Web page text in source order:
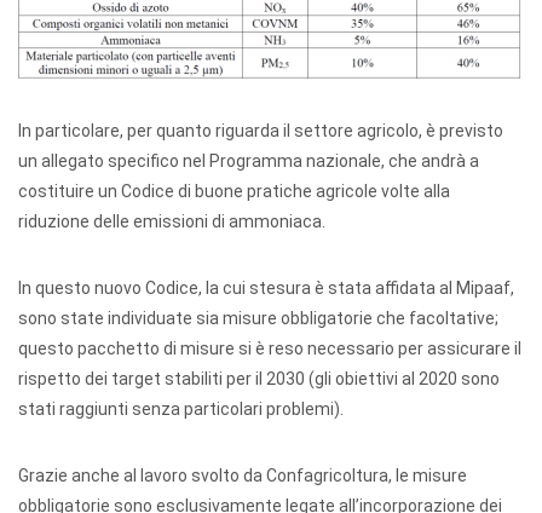
In particolare, per quanto riguarda il settore agricolo, è previsto
un allegato specifico nel Programma nazionale, che andrà a
costituire un Codice di buone pratiche agricole volte alla
riduzione delle emissioni di ammoniaca.
In questo nuovo Codice, la cui stesura è stata affidata al Mipaaf,
sono state individuate sia misure obbligatorie che facoltative;
questo pacchetto di misure si è reso necessario per assicurare il
rispetto dei target stabiliti per il 2030 (gli obiettivi al 2020 sono
stati raggiunti senza particolari problemi).
Grazie anche al lavoro svolto da Confagricoltura, le misure
obbligatorie sono esclusivamente legate all’incorporazione dei